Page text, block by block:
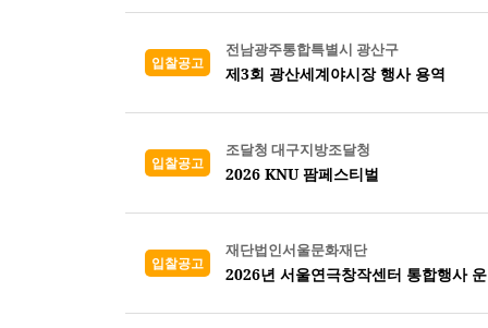
입찰공고
전남광주통합특별시 광산구
제3회 광산세계야시장 행사 용역
입찰공고
조달청 대구지방조달청
2026 KNU 팜페스티벌
입찰공고
재단법인서울문화재단
2026년 서울연극창작센터 통합행사